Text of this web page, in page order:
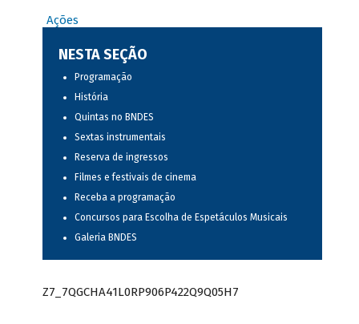
Ações
NESTA SEÇÃO
Programação
História
Quintas no BNDES
Sextas instrumentais
Reserva de ingressos
Filmes e festivais de cinema
Receba a programação
Concursos para Escolha de Espetáculos Musicais
Galeria BNDES
Z7_7QGCHA41L0RP906P422Q9Q05H7